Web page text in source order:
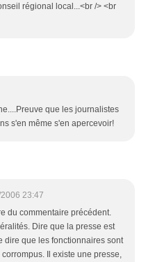
régional local...<br /> <br
que les journalistes
s'en même s'en apercevoir!
23:47
du commentaire précédent.
Dire que la presse est
dire que les fonctionnaires sont
Il existe une presse,